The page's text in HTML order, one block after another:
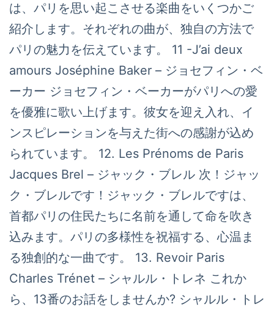
は、パリを思い起こさせる楽曲をいくつかご
紹介します。それぞれの曲が、独自の方法で
パリの魅力を伝えています。 11 -J’ai deux
amours Joséphine Baker – ジョセフィン・ベ
ーカー ジョセフィン・ベーカーがパリへの愛
を優雅に歌い上げます。彼女を迎え入れ、イ
ンスピレーションを与えた街への感謝が込め
られています。 12. Les Prénoms de Paris
Jacques Brel – ジャック・ブレル 次！ジャッ
ク・ブレルです！ジャック・ブレルですは、
首都パリの住民たちに名前を通して命を吹き
込みます。パリの多様性を祝福する、心温ま
る独創的な一曲です。 13. Revoir Paris
Charles Trénet – シャルル・トレネ これか
ら、13番のお話をしませんか? シャルル・トレ